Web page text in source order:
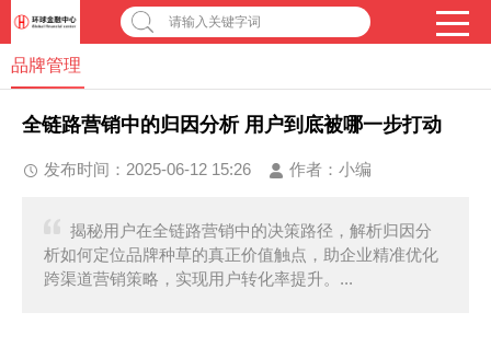
请输入关键字词
品牌管理
全链路营销中的归因分析 用户到底被哪一步打动
发布时间：2025-06-12 15:26 作者： 小编
揭秘用户在全链路营销中的决策路径，解析归因分
析如何定位品牌种草的真正价值触点，助企业精准优化
跨渠道营销策略，实现用户转化率提升。...